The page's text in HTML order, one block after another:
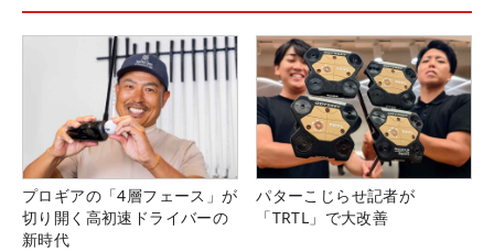
プロギアの「4層フェース」が
切り開く高初速ドライバーの
新時代
パターこじらせ記者が
「TRTL」で大改善